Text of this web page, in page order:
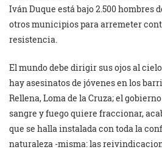
Iván Duque está bajo 2.500 hombres
otros municipios para arremeter
resistencia.
El mundo debe dirigir sus ojos al
hay asesinatos de jóvenes en los
Rellena, Loma de la Cruza; el
sangre y fuego quiere fraccionar,
que se halla instalada con toda la
naturaleza -misma: las